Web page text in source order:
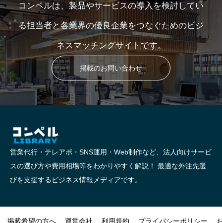
コンペルは、製品やサービスの導入を検討してい
る担当者と各業界の優良企業をつなぐためのビジ
ネスマッチングサイトです。
掲載のお問い合わせ
営業代行・テレアポ・SNS運用・Web制作など、法人向けサービ
スの選び方や費用相場等をわかりやすく解説！ 最適な外注先選
びを支援するビジネス情報メディアです。
掲載希望の方へ 運営会社 利用規約 プライバシーポリシー